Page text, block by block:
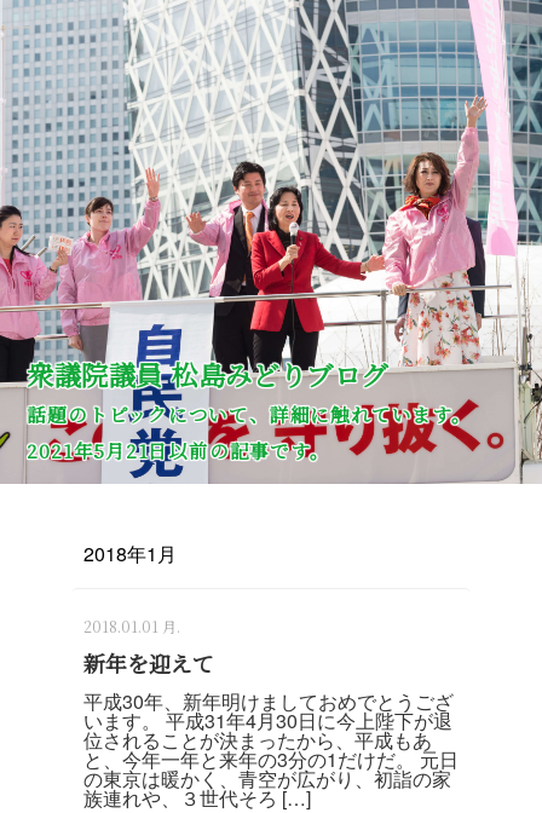
衆議院議員 松島みどりブログ
話題のトピックについて、詳細に触れています。
2021年5月21日以前の記事です。
2018年1月
2018.01.01 月.
新年を迎えて
平成30年、新年明けましておめでとうござ
います。 平成31年4月30日に今上陛下が退
位されることが決まったから、平成もあ
と、今年一年と来年の3分の1だけだ。 元日
の東京は暖かく、青空が広がり、初詣の家
族連れや、３世代そろ […]